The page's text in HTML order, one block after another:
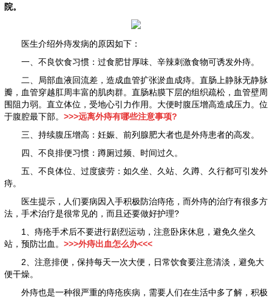
院。
医生介绍外痔发病的原因如下：
一、不良饮食习惯：过食肥甘厚味、辛辣刺激食物可诱发外痔。
二、局部血液回流差，造成血管扩张淤血成痔。直肠上静脉无静脉
瓣，血管穿越肛周丰富的肌肉群。直肠粘膜下层的组织疏松，血管壁周
围阻力弱。直立体位，受地心引力作用。大便时腹压增高造成压力。位
于腹腔最下部。 >>>远离外痔有哪些注意事项?
三、持续腹压增高：妊娠、前列腺肥大者也是外痔患者的高发。
四、不良排便习惯：蹲厕过频、时间过久。
五、不良体位、过度疲劳：如久坐、久站、久蹲、久行都可引发外
痔。
医生提示，人们要病因入手积极防治痔疮，而外痔的治疗有很多方
法，手术治疗是很常见的，而且还要做好护理?
1、痔疮手术后不要进行剧烈运动，注意卧床休息，避免久坐久
站，预防岀血。 >>>外痔出血怎么办<<<
2、注意排便，保持每天一次大便，日常饮食要注意清淡，避免大
便干燥。
外痔也是一种很严重的痔疮疾病，需要人们在生活中多了解，积极